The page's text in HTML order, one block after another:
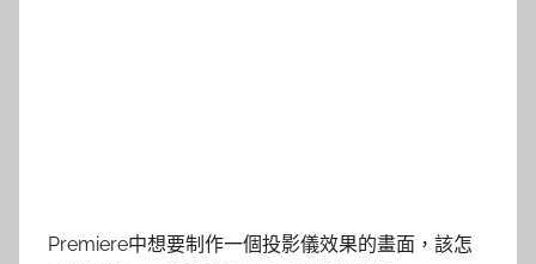
Premiere中想要制作一個投影儀效果的畫面，該怎